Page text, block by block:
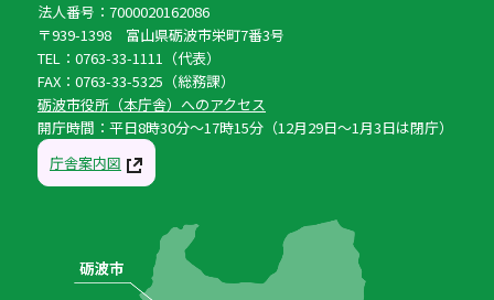
法人番号：7000020162086
〒939-1398 富山県砺波市栄町7番3号
TEL：0763-33-1111（代表）
FAX：0763-33-5325（総務課）
砺波市役所（本庁舎）へのアクセス
開庁時間：平日8時30分〜17時15分（12月29日〜1月3日は閉庁）
庁舎案内図